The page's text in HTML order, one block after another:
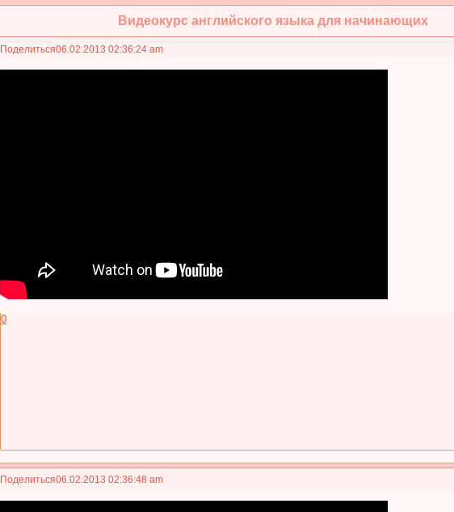
Видеокурс английского языка для начинающих
Поделиться06.02.2013 02:36:24 am
0
Поделиться06.02.2013 02:36:48 am